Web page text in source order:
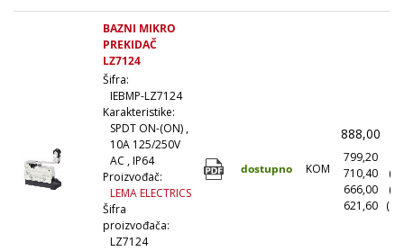
BAZNI MIKRO
PREKIDAČ
LZ7124
Šifra:
IEBMP-LZ7124
Karakteristike:
SPDT ON-(ON) ,
10A 125/250V
AC , IP64
Proizvođač:
LEMA ELECTRICS
Šifra
proizvođača:
LZ7124
dostupno KOM
888,00
799,20
710,40
666,00
621,60